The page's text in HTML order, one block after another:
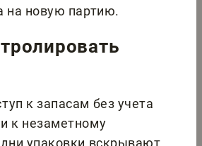
на новую партию.
к запасам без учета
к незаметному